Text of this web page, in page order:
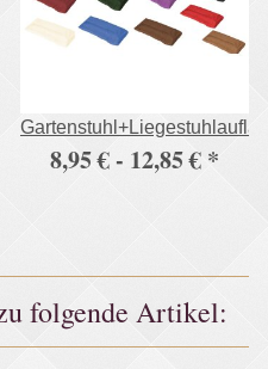
8,95 € - 12,85 € *
folgende Artikel: